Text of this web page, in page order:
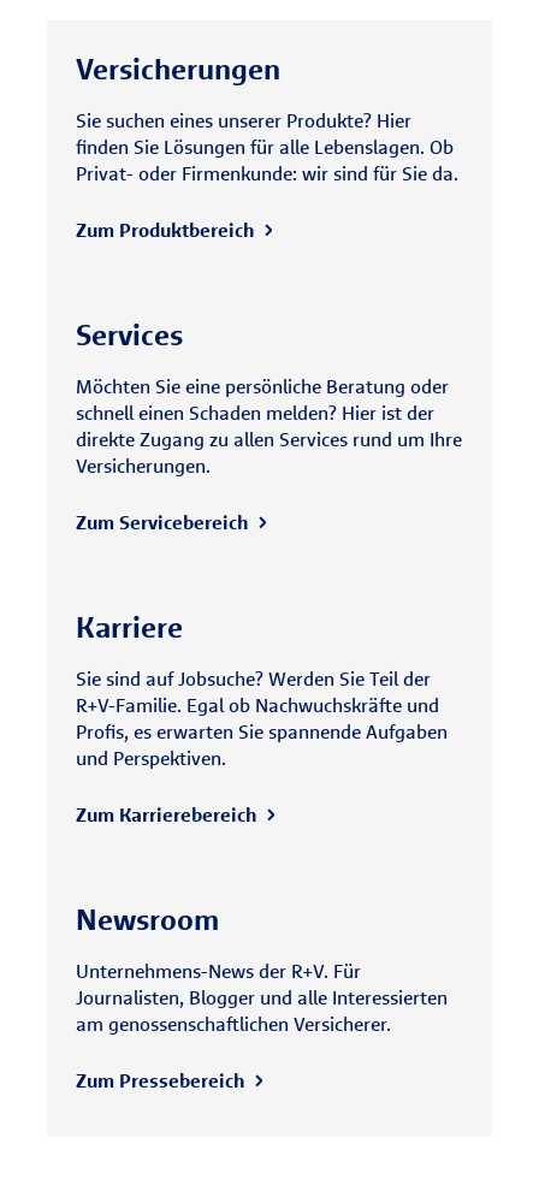
Versicherungen
Sie suchen eines unserer Produkte? Hier
finden Sie Lösungen für alle Lebenslagen. Ob
Privat- oder Firmenkunde: wir sind für Sie da.
Zum Produktbereich
Services
Möchten Sie eine persönliche Beratung oder
schnell einen Schaden melden? Hier ist der
direkte Zugang zu allen Services rund um Ihre
Versicherungen.
Zum Servicebereich
Karriere
Sie sind auf Jobsuche? Werden Sie Teil der
R+V-Familie. Egal ob Nachwuchskräfte und
Profis, es erwarten Sie spannende Aufgaben
und Perspektiven.
Zum Karrierebereich
Newsroom
Unternehmens-News der R+V. Für
Journalisten, Blogger und alle Interessierten
am genossenschaftlichen Versicherer.
Zum Pressebereich